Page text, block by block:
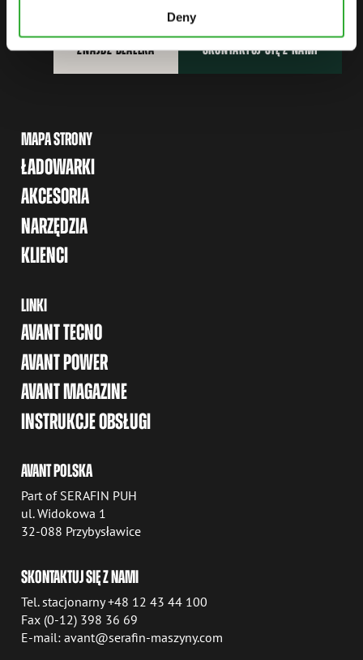
Deny
ZNAJDŹ DEALERA SKONTAKTUJ SIĘ Z NAMI
MAPA STRONY
ŁADOWARKI
AKCESORIA
NARZĘDZIA
KLIENCI
LINKI
AVANT TECNO
AVANT POWER
AVANT MAGAZINE
INSTRUKCJE OBSŁUGI
AVANT POLSKA
Part of SERAFIN PUH
ul. Widokowa 1
32-088 Przybysławice
SKONTAKTUJ SIĘ Z NAMI
Tel. stacjonarny +48 12 43 44 100
Fax (0-12) 398 36 69
E-mail: avant@serafin-maszyny.com